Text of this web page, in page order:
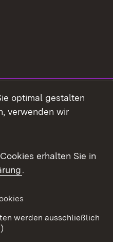
optimal gestalten
verwenden wir
erhalten Sie in
.
werden ausschließlich